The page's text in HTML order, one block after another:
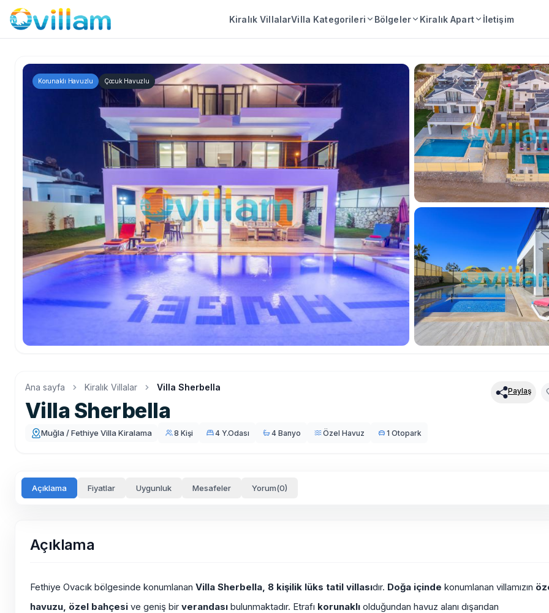
Kiralık VillalarVilla Kategorileri Bölgeler Kiralık Apart İletişim
Korunaklı Havuzlu Çocuk Havuzlu
Ana sayfa Kiralık Villalar Villa Sherbella
Villa Sherbella
Paylaş
Muğla / Fethiye Villa Kiralama 8 Kişi 4 Y.Odası 4 Banyo Özel Havuz 1 Otopark
Açıklama Fiyatlar Uygunluk Mesafeler Yorum(0)
Açıklama
Fethiye Ovacık bölgesinde konumlanan Villa Sherbella, 8 kişilik lüks tatil villasıdır. Doğa içinde konumlanan villamızın
havuzu, özel bahçesi ve geniş bir verandası bulunmaktadır. Etrafı korunaklı olduğundan havuz alanı dışarıdan